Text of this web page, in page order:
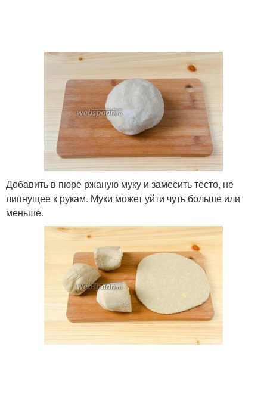
Добавить в пюре ржаную муку и замесить тесто, не
липнущее к рукам. Муки может уйти чуть больше или
меньше.